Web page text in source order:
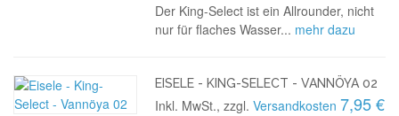
Der King-Select ist ein Allrounder, nicht
nur für flaches Wasser... mehr dazu
EISELE - KING-SELECT - VANNÖYA 02
Inkl. MwSt., zzgl.Versandkosten 7,95 €